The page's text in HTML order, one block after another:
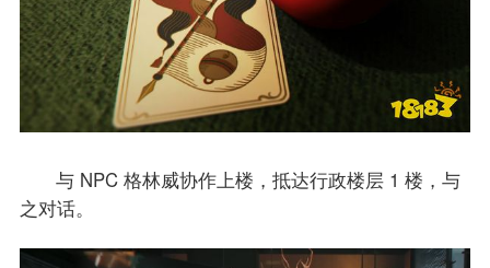
与 NPC 格林威协作上楼，抵达行政楼层 1 楼，与
之对话。